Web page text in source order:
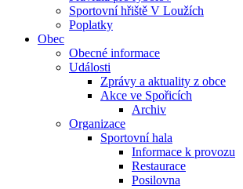
Sportovní hřiště V Loužích
Poplatky
Obec
Obecné informace
Události
Zprávy a aktuality z obce
Akce ve Spořicích
Archiv
Organizace
Sportovní hala
Informace k provozu
Restaurace
Posilovna